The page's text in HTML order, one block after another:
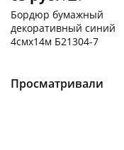
Бордюр бумажный
декоративный синий
4смх14м Б21304-7
Просматривали